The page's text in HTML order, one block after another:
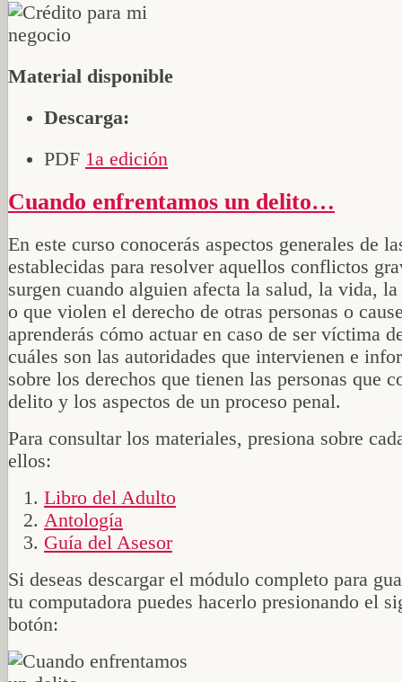
Material disponible
Descarga:
PDF 1a edición
Cuando enfrentamos un delito…
En este curso conocerás aspectos generales de
establecidas para resolver aquellos conflictos
surgen cuando alguien afecta la salud, la vida,
o que violen el derecho de otras personas o
aprenderás cómo actuar en caso de ser víctima
cuáles son las autoridades que intervienen e
sobre los derechos que tienen las personas que
delito y los aspectos de un proceso penal.
Para consultar los materiales, presiona sobre
ellos:
Libro del Adulto
Antología
Guía del Asesor
Si deseas descargar el módulo completo para
tu computadora puedes hacerlo presionando el
botón: